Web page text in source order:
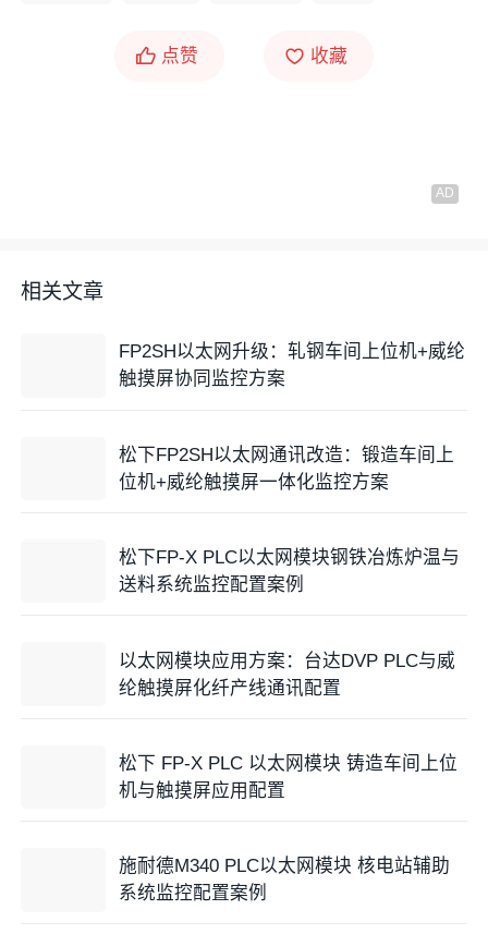
点赞 收藏
相关文章
FP2SH以太网升级：轧钢车间上位机+威纶
触摸屏协同监控方案
松下FP2SH以太网通讯改造：锻造车间上
位机+威纶触摸屏一体化监控方案
松下FP-X PLC以太网模块钢铁冶炼炉温与
送料系统监控配置案例
以太网模块应用方案：台达DVP PLC与威
纶触摸屏化纤产线通讯配置
松下 FP-X PLC 以太网模块 铸造车间上位
机与触摸屏应用配置
施耐德M340 PLC以太网模块 核电站辅助
系统监控配置案例